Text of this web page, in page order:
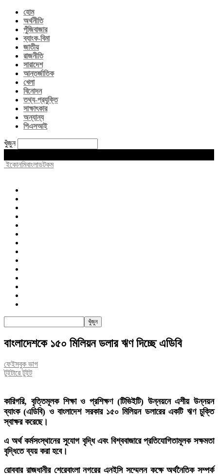
হোম
অর্থনীতি
পুঁজিবাজার
ব্যাংক-বিমা
জাতীয়
রাজনীতি
সারাদেশ
আন্তর্জাতিক
খেলা
বিনোদন
তথ্য-প্রযুক্তি
সাক্ষাৎকার
অন্যান্য
পিএসআই
খুঁজুন
ইকোনমিবাংলাডটকম
বাংলাদেশকে ১৫০ মিলিয়ন ডলার ঋণ দিচ্ছে এডিবি
ফেইসবুক ভাগ
টুইটারে টুইট
কারিগরি, বৃত্তিমূলক শিক্ষা ও প্রশিক্ষণ (টিভিইটি) উন্নয়নে এশীয় উন্নয়ন
ব্যাংক (এডিবি) ও বাংলাদেশ সরকার ১৫০ মিলিয়ন ডলারের একটি ঋণ চুক্তি
স্বাক্ষর করেছে।
এ অর্থ কর্মসংস্থানের সুযোগ বৃদ্ধি এবং বিশ্ববাজারে প্রতিযোগিতামূলক সক্ষমতা
বৃদ্ধিতে ব্যয় করা হবে।
রোববার রাজধানীর শেরেবাংলা নগরের এনইসি সম্মেলন কক্ষে অর্থনৈতিক সম্পর্ক